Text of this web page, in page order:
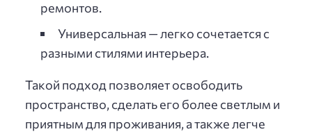
ремонтов.
Универсальная — легко сочетается с
разными стилями интерьера.
Такой подход позволяет освободить
пространство, сделать его более светлым и
приятным для проживания, а также легче